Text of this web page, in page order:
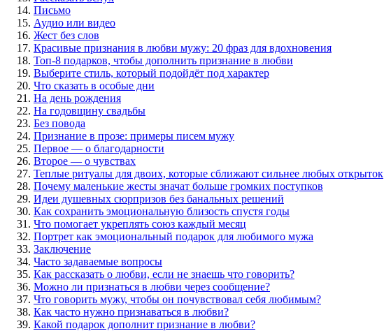
Письмо
Аудио или видео
Жест без слов
Красивые признания в любви мужу: 20 фраз для вдохновения
Топ-8 подарков, чтобы дополнить признание в любви
Выберите стиль, который подойдёт под характер
Что сказать в особые дни
На день рождения
На годовщину свадьбы
Без повода
Признание в прозе: примеры писем мужу
Первое — о благодарности
Второе — о чувствах
Теплые ритуалы для двоих, которые сближают сильнее любых открыток
Почему маленькие жесты значат больше громких поступков
Идеи душевных сюрпризов без банальных решений
Как сохранить эмоциональную близость спустя годы
Что помогает укреплять союз каждый месяц
Портрет как эмоциональный подарок для любимого мужа
Заключение
Часто задаваемые вопросы
Как рассказать о любви, если не знаешь что говорить?
Можно ли признаться в любви через сообщение?
Что говорить мужу, чтобы он почувствовал себя любимым?
Как часто нужно признаваться в любви?
Какой подарок дополнит признание в любви?